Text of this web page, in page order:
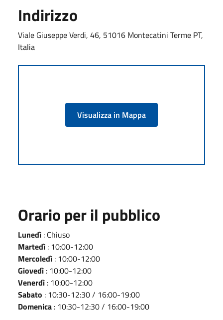
Indirizzo
Viale Giuseppe Verdi, 46, 51016 Montecatini Terme PT,
Italia
Visualizza in Mappa
Orario per il pubblico
Lunedì : Chiuso
Martedì : 10:00-12:00
Mercoledì : 10:00-12:00
Giovedì : 10:00-12:00
Venerdì : 10:00-12:00
Sabato : 10:30-12:30 / 16:00-19:00
Domenica : 10:30-12:30 / 16:00-19:00